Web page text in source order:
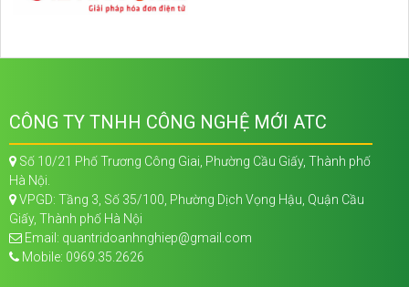
CÔNG TY TNHH CÔNG NGHỆ MỚI ATC
Số 10/21 Phố Trương Công Giai, Phường Cầu Giấy, Thành phố
Hà Nội.
VPGD: Tầng 3, Số 35/100, Phường Dịch Vọng Hậu, Quận Cầu
Giấy, Thành phố Hà Nội
Email: quantridoanhnghiep@gmail.com
Mobile: 0969.35.2626